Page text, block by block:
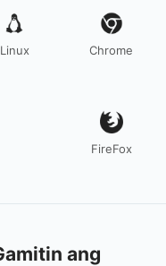
Linux Chrome
FireFox
ang